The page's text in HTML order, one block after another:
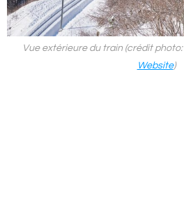
Vue extérieure du train (crédit photo:
Website)